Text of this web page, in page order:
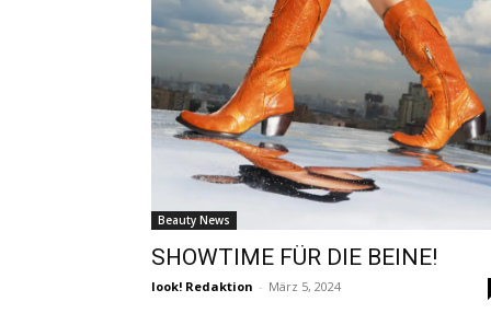
Beauty News
SHOWTIME FÜR DIE BEINE!
look! Redaktion - März 5, 2024